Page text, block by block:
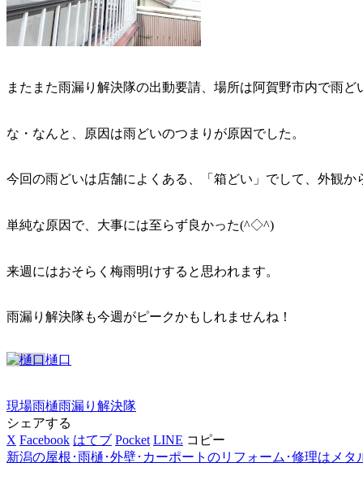
またまた雨漏り解決隊の出動要請、場所は阿賀野市内で雨ど
な・なんと、原因は雨どいのつまりが原因でした。
今回の雨どいは店舗によくある、「箱どい」でして、外観
単純な原因で、大事には至らず良かった(^◇^)
来週にはおそらく梅雨明けすると思われます。
雨漏り解決隊も今週がピークかもしれませんね！
樋口
現場雨樋雨漏り解決隊
シェアする
X Facebook はてブ Pocket LINE コピー
新潟の屋根･雨樋･外壁･カーポートのリフォーム･修理はメタ